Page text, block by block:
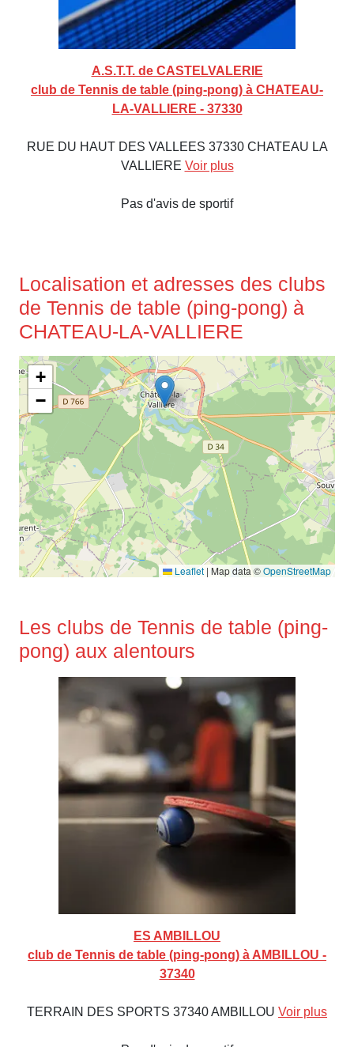
A.S.T.T. de CASTELVALERIE
club de Tennis de table (ping-pong) à CHATEAU-
LA-VALLIERE - 37330
RUE DU HAUT DES VALLEES 37330 CHATEAU LA
VALLIERE Voir plus
Pas d'avis de sportif
Localisation et adresses des clubs
de Tennis de table (ping-pong) à
CHATEAU-LA-VALLIERE
+
−
Leaflet | Map data ©OpenStreetMap
Les clubs de Tennis de table (ping-
pong) aux alentours
ES AMBILLOU
club de Tennis de table (ping-pong) à AMBILLOU -
37340
TERRAIN DES SPORTS 37340 AMBILLOU Voir plus